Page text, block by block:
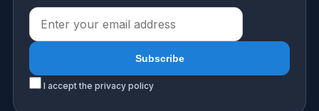
I accept the privacy policy